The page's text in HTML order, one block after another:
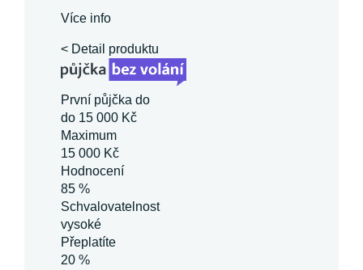
Více info
< Detail produktu
První půjčka do
do 15 000 Kč
Maximum
15 000 Kč
Hodnocení
85 %
Schvalovatelnost
vysoké
Přeplatíte
20 %